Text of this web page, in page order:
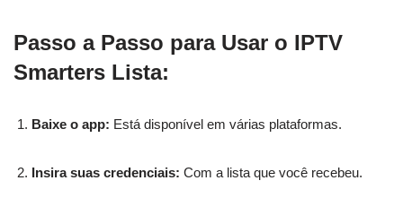
Passo a Passo para Usar o IPTV
Smarters Lista:
Baixe o app: Está disponível em várias plataformas.
Insira suas credenciais: Com a lista que você recebeu.